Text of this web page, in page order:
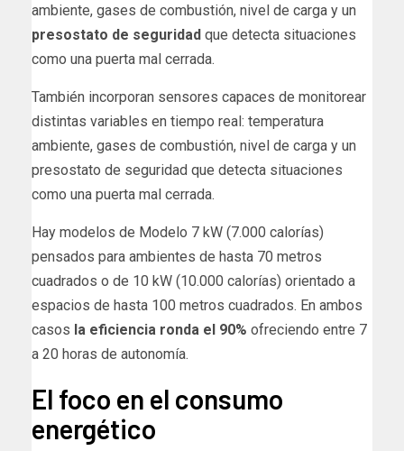
ambiente, gases de combustión, nivel de carga y un
presostato de seguridad que detecta situaciones
como una puerta mal cerrada.
También incorporan sensores capaces de monitorear
distintas variables en tiempo real: temperatura
ambiente, gases de combustión, nivel de carga y un
presostato de seguridad que detecta situaciones
como una puerta mal cerrada.
Hay modelos de Modelo 7 kW (7.000 calorías)
pensados para ambientes de hasta 70 metros
cuadrados o de 10 kW (10.000 calorías) orientado a
espacios de hasta 100 metros cuadrados. En ambos
casos la eficiencia ronda el 90% ofreciendo entre 7
a 20 horas de autonomía.
El foco en el consumo
energético